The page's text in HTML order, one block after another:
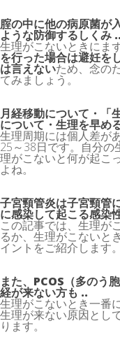
腟の中に他の病原菌が
ような防御するしくみ ..
生理がこないときにま
を行った場合は避妊を
は言えないため、念の
てみましょう。
月経移動について・「
について・生理を早め
生理周期には個人差が
25～38日です。自分の
理がこないと何が起こ
よね。
子宮頸管炎は子宮頸管
に感染して起こる感染
この記事では、生理が
るか、生理がこないと
イントをご紹介します。
また、PCOS（多のう
経が来ない方も ..
生理がこないとき一番
生理が来ない原因とし
ります。